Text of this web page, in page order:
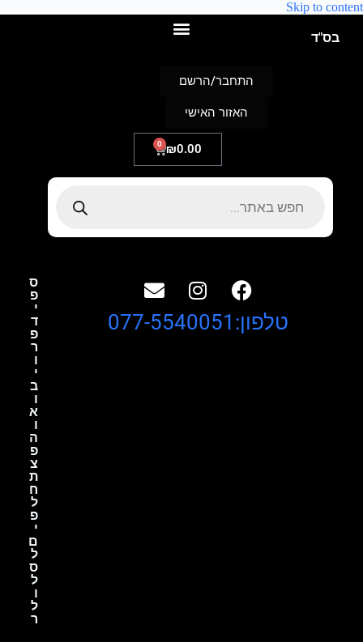
Skip to content
בס"ד
₪0.00
0
התחבר/הרשם
האזור האישי
ס
פ
י
ד
פ
ר
ו
י
ב
ו
א
ו
ה
פ
צ
ת
ח
ל
פ
י
ם
ל
ס
ל
ו
ל
ר
טלפון:077-5540051